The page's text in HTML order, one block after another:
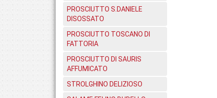
PROSCIUTTO S.DANIELE
DISOSSATO
PROSCIUTTO TOSCANO DI
FATTORIA
PROSCIUTTO DI SAURIS
AFFUMICATO
STROLGHINO DELIZIOSO